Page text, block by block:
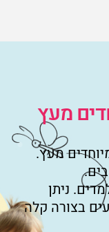
מעץ
מעץ.
ניתן
בצורה קלה